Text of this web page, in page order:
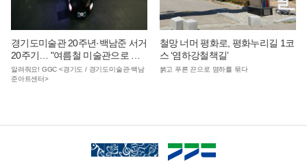
경기도미술관 20주년·백남준 서거
20주기… "여름철 미술관으로 피
서 오세요"
알려줘요! GGC <경기도 / 경기도미술관·백남
준아트센터>
철망 너머 평화로, 평화누리길 1코
스 ‘염하강철책길’
붉고 푸른 끈으로 염하를 묶다